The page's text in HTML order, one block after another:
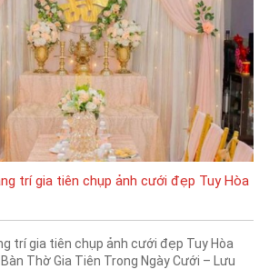
trí gia tiên chụp ảnh cưới đẹp Tuy Hòa
trí gia tiên chụp ảnh cưới đẹp Tuy Hòa
Thờ Gia Tiên Trong Ngày Cưới – Lưu